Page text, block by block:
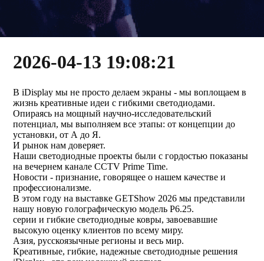
2026-04-13 19:08:21
В iDisplay мы не просто делаем экраны - мы воплощаем в
жизнь креативные идеи с гибкими светодиодами.
Опираясь на мощный научно-исследовательский
потенциал, мы выполняем все этапы: от концепции до
установки, от А до Я.
И рынок нам доверяет.
Наши светодиодные проекты были с гордостью показаны
на вечернем канале CCTV Prime Time.
Новости - признание, говорящее о нашем качестве и
профессионализме.
В этом году на выставке GETShow 2026 мы представили
нашу новую голографическую модель P6.25.
серии и гибкие светодиодные ковры, завоевавшие
высокую оценку клиентов по всему миру.
Азия, русскоязычные регионы и весь мир.
Креативные, гибкие, надежные светодиодные решения